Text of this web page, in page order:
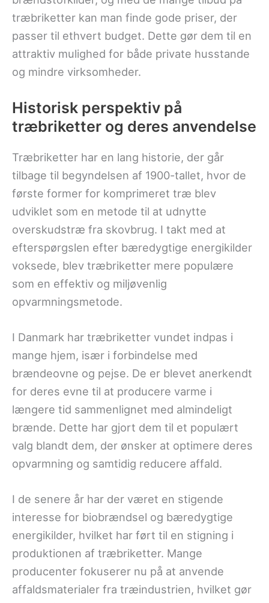
træbriketter kan man finde gode priser, der
passer til ethvert budget. Dette gør dem til en
attraktiv mulighed for både private husstande
og mindre virksomheder.
Historisk perspektiv på
træbriketter og deres anvendelse
Træbriketter har en lang historie, der går
tilbage til begyndelsen af 1900-tallet, hvor de
første former for komprimeret træ blev
udviklet som en metode til at udnytte
overskudstræ fra skovbrug. I takt med at
efterspørgslen efter bæredygtige energikilder
voksede, blev træbriketter mere populære
som en effektiv og miljøvenlig
opvarmningsmetode.
I Danmark har træbriketter vundet indpas i
mange hjem, især i forbindelse med
brændeovne og pejse. De er blevet anerkendt
for deres evne til at producere varme i
længere tid sammenlignet med almindeligt
brænde. Dette har gjort dem til et populært
valg blandt dem, der ønsker at optimere deres
opvarmning og samtidig reducere affald.
I de senere år har der været en stigende
interesse for biobrændsel og bæredygtige
energikilder, hvilket har ført til en stigning i
produktionen af træbriketter. Mange
producenter fokuserer nu på at anvende
affaldsmaterialer fra træindustrien, hvilket gør